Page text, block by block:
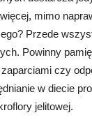
mimo
Przede
Powinny
czy
w diecie
jelitowej.